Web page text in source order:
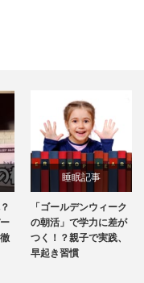
睡眠記事
「ゴールデンウィーク
の朝活」で学力に差が
つく！？親子で実践、
早起き習慣